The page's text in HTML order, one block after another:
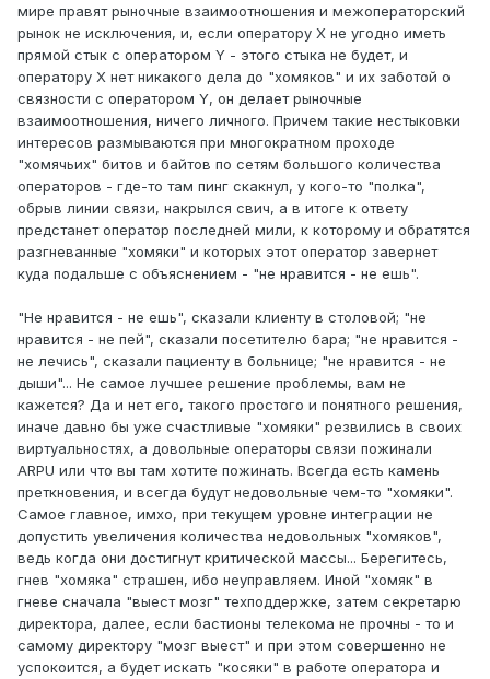
мире правят рыночные взаимоотношения и межоператорский
рынок не исключения, и, если оператору X не угодно иметь
прямой стык с оператором Y - этого стыка не будет, и
оператору X нет никакого дела до "хомяков" и их заботой о
связности с оператором Y, он делает рыночные
взаимоотношения, ничего личного. Причем такие нестыковки
интересов размываются при многократном проходе
"хомячьих" битов и байтов по сетям большого количества
операторов - где-то там пинг скакнул, у кого-то "полка",
обрыв линии связи, накрылся свич, а в итоге к ответу
предстанет оператор последней мили, к которому и обратятся
разгневанные "хомяки" и которых этот оператор завернет
куда подальше с объяснением - "не нравится - не ешь".
"Не нравится - не ешь", сказали клиенту в столовой; "не
нравится - не пей", сказали посетителю бара; "не нравится -
не лечись", сказали пациенту в больнице; "не нравится - не
дыши"... Не самое лучшее решение проблемы, вам не
кажется? Да и нет его, такого простого и понятного решения,
иначе давно бы уже счастливые "хомяки" резвились в своих
виртуальностях, а довольные операторы связи пожинали
ARPU или что вы там хотите пожинать. Всегда есть камень
преткновения, и всегда будут недовольные чем-то "хомяки".
Самое главное, имхо, при текущем уровне интеграции не
допустить увеличения количества недовольных "хомяков",
ведь когда они достигнут критической массы... Берегитесь,
гнев "хомяка" страшен, ибо неуправляем. Иной "хомяк" в
гневе сначала "выест мозг" техподдержке, затем секретарю
директора, далее, если бастионы телекома не прочны - то и
самому директору "мозг выест" и при этом совершенно не
успокоится, а будет искать "косяки" в работе оператора и